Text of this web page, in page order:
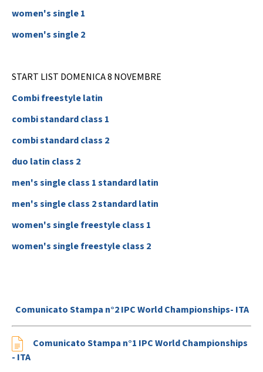
Calendario Gare
women's single 1
women's single 2
START LIST DOMENICA 8 NOVEMBRE
Combi freestyle latin
combi standard class 1
combi standard class 2
duo latin class 2
men's single class 1 standard latin
men's single class 2 standard latin
women's single freestyle class 1
women's single freestyle class 2
Comunicato Stampa n°2 IPC World Championships- ITA
Comunicato Stampa n°1 IPC World Championships
- ITA